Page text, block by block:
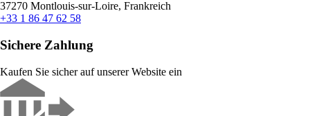
37270 Montlouis-sur-Loire, Frankreich
+33 1 86 47 62 58
Sichere Zahlung
Kaufen Sie sicher auf unserer Website ein